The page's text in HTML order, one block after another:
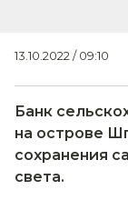
13.10.2022 / 09:10
Банк
на острове
сохранения
света.